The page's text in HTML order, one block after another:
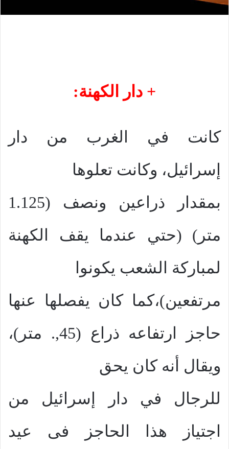
+ دار الكهنة:
كانت في الغرب من دار
إسرائيل، وكانت تعلوها
بمقدار ذراعين ونصف (1.125
متر) (حتي عندما يقف الكهنة
لمباركة الشعب يكونوا
مرتفعين)،كما كان يفصلها عنها
حاجز ارتفاعه ذراع (45,. متر)،
ويقال أنه كان يحق
للرجال في دار إسرائيل من
اجتياز هذا الحاجز فى عيد